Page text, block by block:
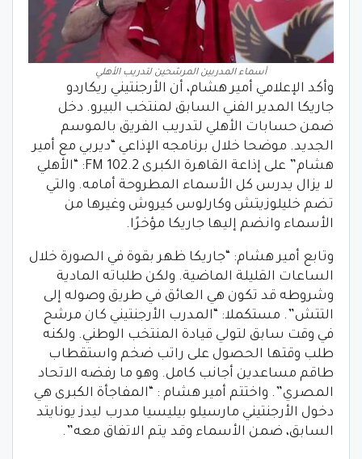
أسماء المدربين المرشحين لتدريب الأهلي
وأكد الإعلامي أمير هشام، أن الأرجنتيني ريكاردو
جاريكا المدير الفني السابق لمنتخب البيرو. دخل
ضمن حسابات الأهلي لتدريب الفريق بالموسم
الجديد. موضحا خلال برنامجه الإذاعي “ديربي مع أمير
هشام” على إذاعة القاهرة الكبرى 102.2 FM: “الأهلي
لا يزال يدرس كل الأسماء المطروحة أمامه. والتي
تضم خليلوزيتش وكارلوس كيروش وغيرها من
الأسماء وانضم إليها جاريكا مؤخرًا.
وتابع أمير هشام: “جاريكا ظهر بقوة في الصورة خلال
الساعات القليلة الماضية. ولكن طلباته المادية
وشروطه قد تكون هي العائق في طريق وصوله إلى
التتش”. مستكملا: “المدرب الأرجنتيني كان مرشح
في وقت سابق لتولي قيادة المنتخب الوطني. ولكنه
طلب وقتها الحصول على راتب ضخم واستقطاب
طاقم مساعدين أجانب كامل. وهو ما رفضه الاتحاد
المصري”. واختتم أمير هشام : “المفاجأة الكبرى هي
دخول الأرجنتيني مارسيلو بيليسيا مدرب ليدز يونايتد
السابق، ضمن الأسماء وقد يتم الاتفاق معه”.